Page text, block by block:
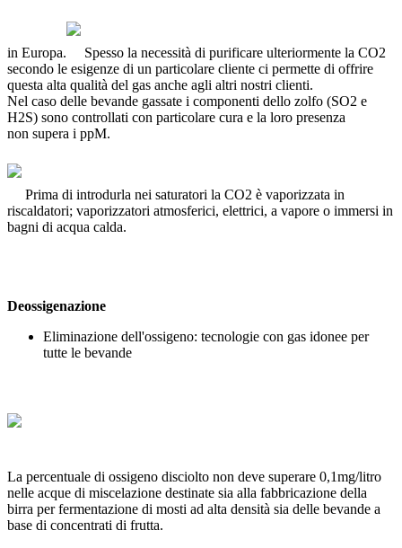
in Europa.
Spesso la necessità di purificare ulteriormente la CO2
secondo le esigenze di un particolare cliente ci permette di offrire
questa alta qualità del gas anche agli altri nostri clienti.
Nel caso delle bevande gassate i componenti dello zolfo (SO2 e
H2S) sono controllati con particolare cura e la loro presenza
non supera i ppM.
Prima di introdurla nei saturatori la CO2 è vaporizzata in
riscaldatori; vaporizzatori atmosferici, elettrici, a vapore o immersi in
bagni di acqua calda.
Deossigenazione
Eliminazione dell'ossigeno: tecnologie con gas idonee per
tutte le bevande
La percentuale di ossigeno disciolto non deve superare 0,1mg/litro
nelle acque di miscelazione destinate sia alla fabbricazione della
birra per fermentazione di mosti ad alta densità sia delle bevande a
base di concentrati di frutta.